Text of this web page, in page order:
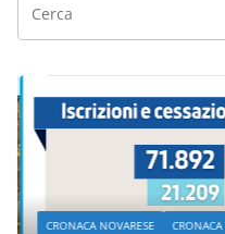
CRONACA NOVARESE CRONACA